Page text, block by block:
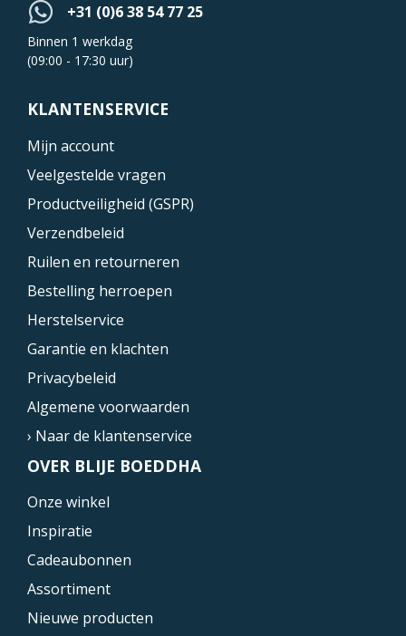
+31 (0)6 38 54 77 25
Binnen 1 werkdag
(09:00 - 17:30 uur)
KLANTENSERVICE
Mijn account
Veelgestelde vragen
Productveiligheid (GSPR)
Verzendbeleid
Ruilen en retourneren
Bestelling herroepen
Herstelservice
Garantie en klachten
Privacybeleid
Algemene voorwaarden
› Naar de klantenservice
OVER BLIJE BOEDDHA
Onze winkel
Inspiratie
Cadeaubonnen
Assortiment
Nieuwe producten